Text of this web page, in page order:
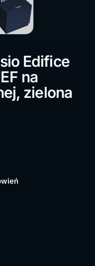
Edifice
na
zielona